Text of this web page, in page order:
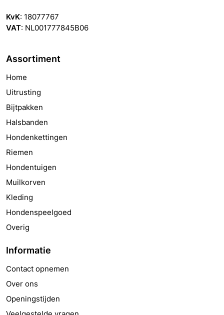
KvK: 18077767
VAT: NL001777845B06
Assortiment
Home
Uitrusting
Bijtpakken
Halsbanden
Hondenkettingen
Riemen
Hondentuigen
Muilkorven
Kleding
Hondenspeelgoed
Overig
Informatie
Contact opnemen
Over ons
Openingstijden